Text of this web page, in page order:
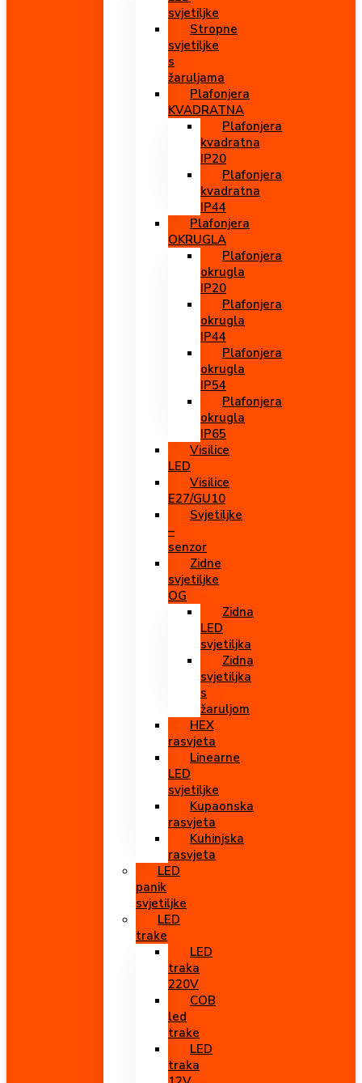
svjetiljke
Stropne
svjetiljke
s
žaruljama
Plafonjera
KVADRATNA
Plafonjera
kvadratna
IP20
Plafonjera
kvadratna
IP44
Plafonjera
OKRUGLA
Plafonjera
okrugla
IP20
Plafonjera
okrugla
IP44
Plafonjera
okrugla
IP54
Plafonjera
okrugla
IP65
Visilice
LED
Visilice
E27/GU10
Svjetiljke
–
senzor
Zidne
svjetiljke
OG
Zidna
LED
svjetiljka
Zidna
svjetiljka
s
žaruljom
HEX
rasvjeta
Linearne
LED
svjetiljke
Kupaonska
rasvjeta
Kuhinjska
rasvjeta
LED
panik
svjetiljke
LED
trake
LED
traka
220V
COB
led
trake
LED
traka